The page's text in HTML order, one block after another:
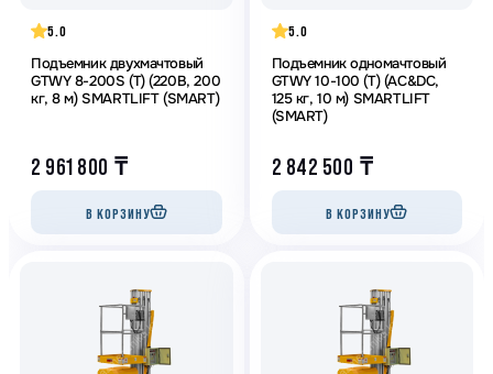
5.0
Подъемник двухмачтовый
GTWY 8-200S (T) (220В, 200
кг, 8 м) SMARTLIFT (SMART)
2 961 800 ₸
В КОРЗИНУ
5.0
Подъемник одномачтовый
GTWY 10-100 (T) (AC&DC,
125 кг, 10 м) SMARTLIFT
(SMART)
2 842 500 ₸
В КОРЗИНУ